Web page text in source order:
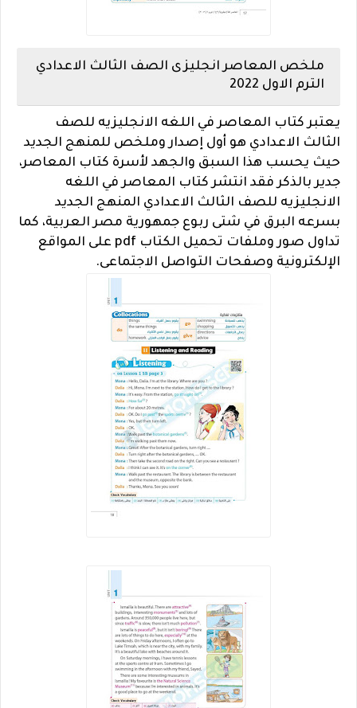
ملخص المعاصر انجليزى الصف الثالث الاعدادي
الترم الاول 2022
يعتبر كتاب المعاصر في اللغه الانجليزيه للصف
الثالث الاعدادي هو أول إصدار وملخص للمنهج الجديد
حيث يحسب هذا السبق والجهد لأسرة كتاب المعاصر،
جدير بالذكر فقد انتشر كتاب المعاصر في اللغه
الانجليزيه للصف الثالث الاعدادي المنهج الجديد
بسرعه البرق في شتى ربوع جمهورية مصر العربية، كما
تداول صور وملفات تحميل الكتاب pdf على المواقع
الإلكترونية وصفحات التواصل الاجتماعى.